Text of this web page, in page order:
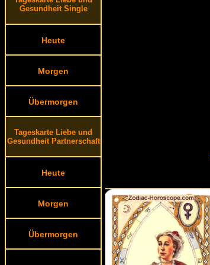
Gesundheit Single
Heute
Morgen
Übermorgen
Tageskarte Liebe und
Gesundheit Partnerschaft
Heute
Morgen
Übermorgen